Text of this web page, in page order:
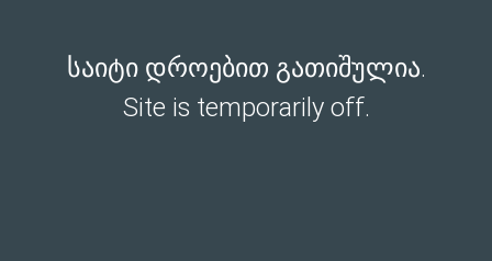
საიტი დროებით გათიშულია.
Site is temporarily off.